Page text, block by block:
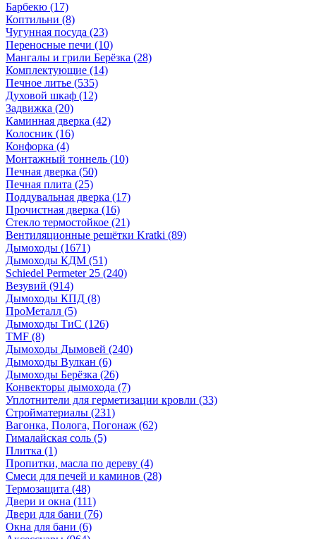
Барбекю (17)
Коптильни (8)
Чугунная посуда (23)
Переносные печи (10)
Мангалы и грили Берёзка (28)
Комплектующие (14)
Печное литье (535)
Духовой шкаф (12)
Задвижка (20)
Каминная дверка (42)
Колосник (16)
Конфорка (4)
Монтажный тоннель (10)
Печная дверка (50)
Печная плита (25)
Поддувальная дверка (17)
Прочистная дверка (16)
Стекло термостойкое (21)
Вентиляционные решётки Kratki (89)
Дымоходы (1671)
Дымоходы КДМ (51)
Schiedel Permeter 25 (240)
Везувий (914)
Дымоходы КПД (8)
ПроМеталл (5)
Дымоходы ТиС (126)
TMF (8)
Дымоходы Дымовей (240)
Дымоходы Вулкан (6)
Дымоходы Берёзка (26)
Конвекторы дымохода (7)
Уплотнители для герметизации кровли (33)
Стройматериалы (231)
Вагонка, Полога, Погонаж (62)
Гималайская соль (5)
Плитка (1)
Пропитки, масла по дереву (4)
Смеси для печей и каминов (28)
Термозащита (48)
Двери и окна (111)
Двери для бани (76)
Окна для бани (6)